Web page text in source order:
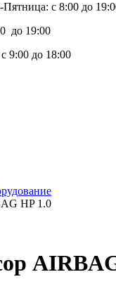
с 8:00 до
до 19:00
9:00 до 18:00
HP 1.0